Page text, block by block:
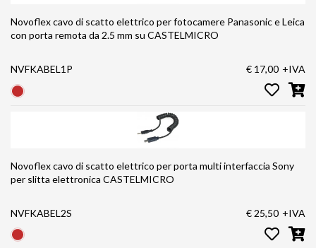
Novoflex cavo di scatto elettrico per fotocamere Panasonic e Leica
con porta remota da 2.5 mm su CASTELMICRO
NVFKABEL1P € 17,00 +IVA
Novoflex cavo di scatto elettrico per porta multi interfaccia Sony
per slitta elettronica CASTELMICRO
NVFKABEL2S € 25,50 +IVA